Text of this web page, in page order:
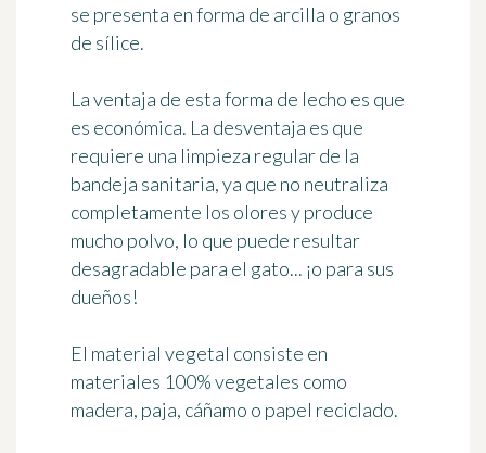
se presenta en forma de arcilla o granos
de sílice.
La ventaja de esta forma de lecho es que
es económica. La desventaja es que
requiere una limpieza regular de la
bandeja sanitaria, ya que no neutraliza
completamente los olores y produce
mucho polvo, lo que puede resultar
desagradable para el gato... ¡o para sus
dueños!
El material vegetal consiste en
materiales 100% vegetales como
madera, paja, cáñamo o papel reciclado.